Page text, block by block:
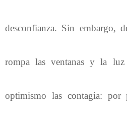
desconfianza. Sin embargo,
rompa las ventanas y la luz
optimismo las contagia: por